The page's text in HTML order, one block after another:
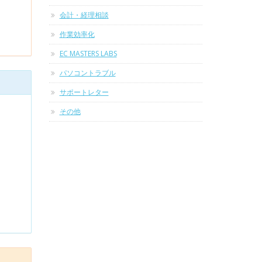
会計・経理相談
作業効率化
EC MASTERS LABS
パソコントラブル
サポートレター
その他